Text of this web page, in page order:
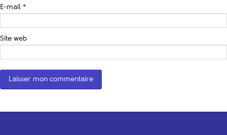
E-mail *
Site web